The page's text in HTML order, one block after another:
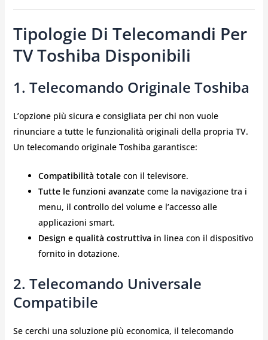
Tipologie Di Telecomandi Per
TV Toshiba Disponibili
1. Telecomando Originale Toshiba
L’opzione più sicura e consigliata per chi non vuole
rinunciare a tutte le funzionalità originali della propria TV.
Un telecomando originale Toshiba garantisce:
Compatibilità totalecon il televisore.
Tutte le funzioni avanzatecome la navigazione tra i
menu, il controllo del volume e l’accesso alle
applicazioni smart.
Design e qualità costruttiva in linea con il dispositivo
fornito in dotazione.
2. Telecomando Universale
Compatibile
Se cerchi una soluzione più economica, il telecomando